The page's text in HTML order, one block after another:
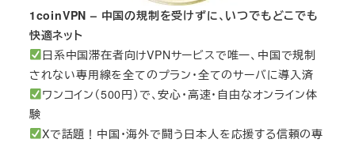
1coinVPN – 中国の規制を受けずに、いつでもどこでも
快適ネット
日系中国滞在者向けVPNサービスで唯一、中国で規制
されない専用線を全てのプラン・全てのサーバに導入済
ワンコイン（500円）で、安心・高速・自由なオンライン体
験
Xで話題！中国・海外で闘う日本人を応援する信頼の専